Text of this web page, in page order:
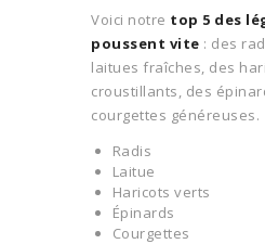
Voici notre top 5 des
poussent vite : des
laitues fraîches, des
croustillants, des
courgettes généreuses.
Radis
Laitue
Haricots verts
Épinards
Courgettes